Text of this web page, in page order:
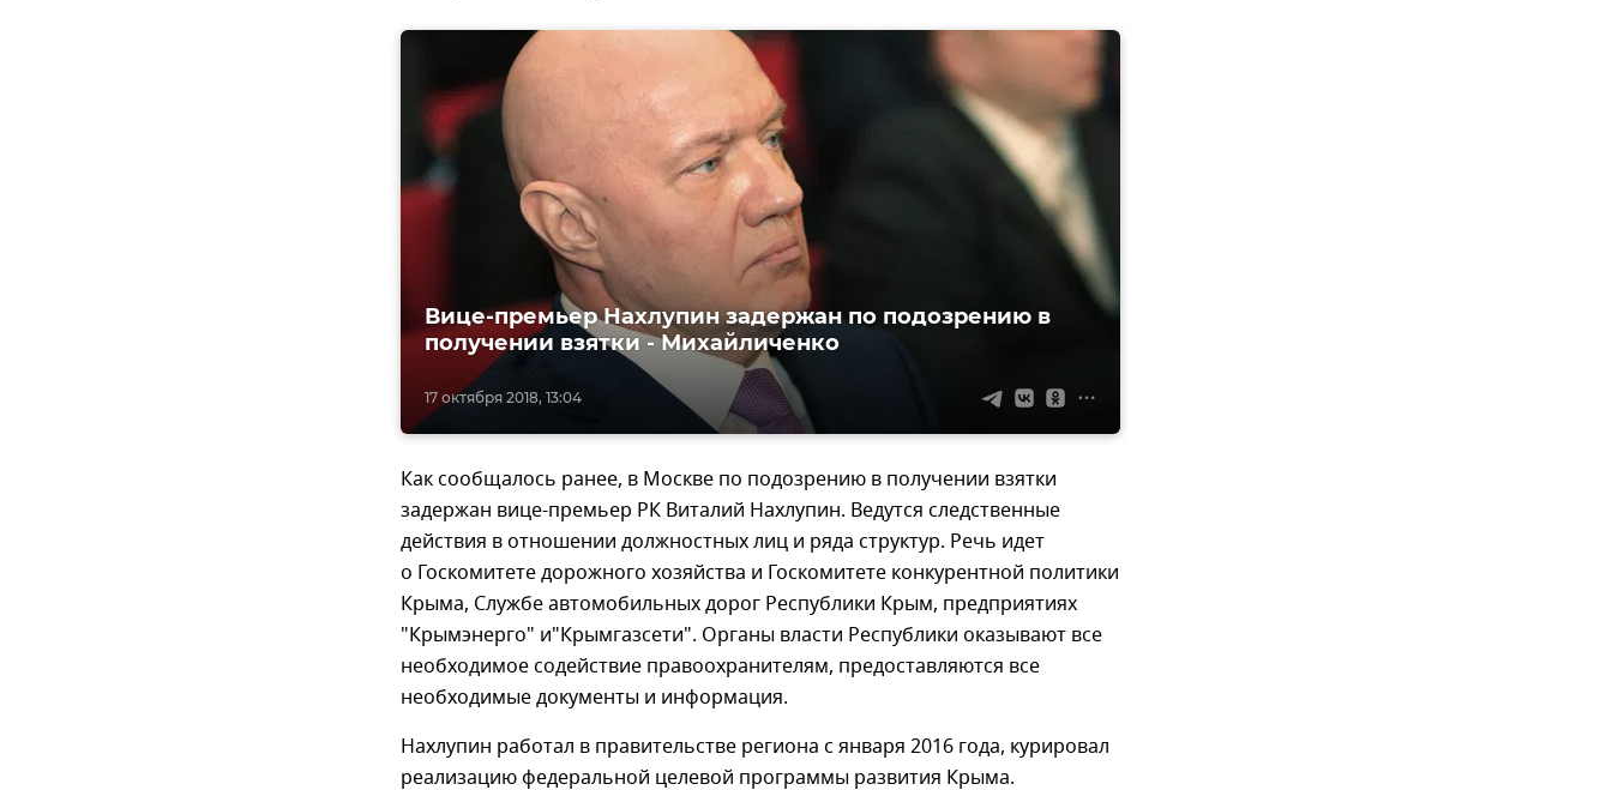
17 октября 2018, 13:04
Вице-премьер Нахлупин задержан по подозрению в
получении взятки - Михайличенко
Как сообщалось ранее, в Москве по подозрению в получении взятки
задержан вице-премьер РК Виталий Нахлупин. Ведутся следственные
действия в отношении должностных лиц и ряда структур. Речь идет
о Госкомитете дорожного хозяйства и Госкомитете конкурентной политики
Крыма, Службе автомобильных дорог Республики Крым, предприятиях
"Крымэнерго" и"Крымгазсети". Органы власти Республики оказывают все
необходимое содействие правоохранителям, предоставляются все
необходимые документы и информация.
Нахлупин работал в правительстве региона с января 2016 года, курировал
реализацию федеральной целевой программы развития Крыма.